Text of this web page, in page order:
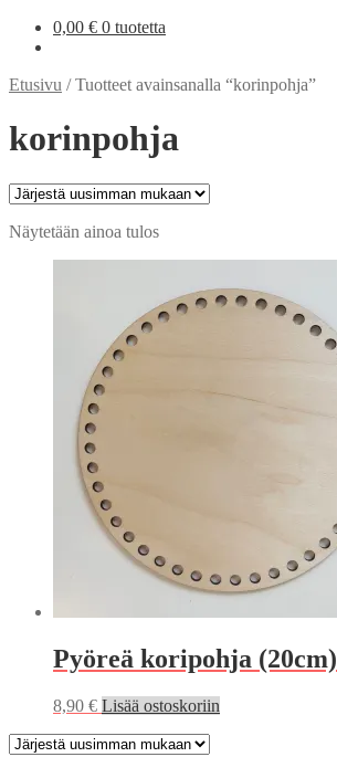
0,00 € 0 tuotetta
Etusivu /Tuotteet avainsanalla “korinpohja”
korinpohja
Näytetään ainoa tulos
Pyöreä koripohja (20cm)
8,90 € Lisää ostoskoriin